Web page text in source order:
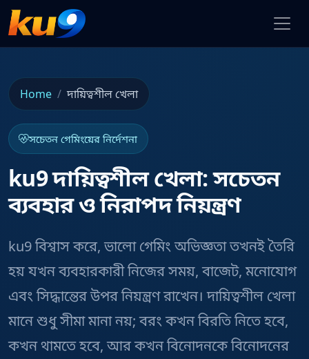
Home দায়িত্বশীল খেলা
সচেতন গেমিংয়ের নির্দেশনা
ku9 দায়িত্বশীল খেলা: সচেতন
ব্যবহার ও নিরাপদ নিয়ন্ত্রণ
ku9 বিশ্বাস করে, ভালো গেমিং অভিজ্ঞতা তখনই তৈরি
হয় যখন ব্যবহারকারী নিজের সময়, বাজেট, মনোযোগ
এবং সিদ্ধান্তের উপর নিয়ন্ত্রণ রাখেন। দায়িত্বশীল খেলা
মানে শুধু সীমা মানা নয়; বরং কখন বিরতি নিতে হবে,
কখন থামতে হবে, আর কখন বিনোদনকে বিনোদনের